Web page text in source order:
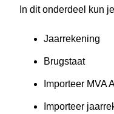
In dit onderdeel kun
Jaarrekening
Brugstaat
Importeer MVA
Importeer